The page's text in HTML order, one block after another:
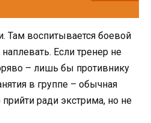
Там воспитывается боевой
Если тренер не
– лишь бы противнику
в группе – обычная
ради экстрима, но не